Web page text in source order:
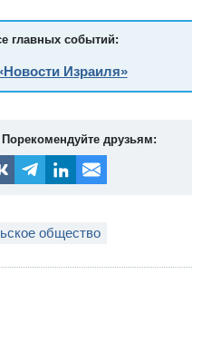
главных событий:
Израиля»
друзьям:
общество